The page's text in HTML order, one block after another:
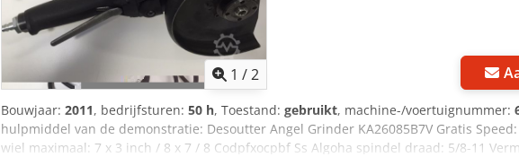
1 /2
Bouwjaar: 2011, bedrijfsturen: 50 h, Toestand: gebruikt, machine-/voertuignummer:
hulpmiddel van de demonstratie: Desoutter Angel Grinder KA26085B7V Gratis
wiel maximaal: 7 x 3 inch / 8 x 7 / 8 Codpfxocpbf Ss Algoha spindel draad: 5/8-11